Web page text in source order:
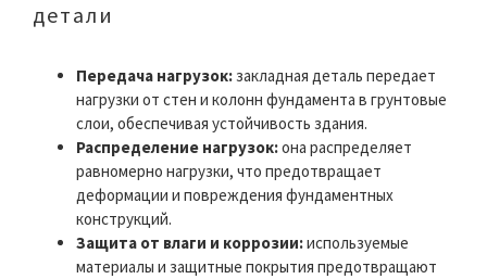
детали
Передача нагрузок:закладная деталь передает
нагрузки от стен и колонн фундамента в грунтовые
слои, обеспечивая устойчивость здания.
Распределение нагрузок:она распределяет
равномерно нагрузки, что предотвращает
деформации и повреждения фундаментных
конструкций.
Защита от влаги и коррозии:используемые
материалы и защитные покрытия предотвращают